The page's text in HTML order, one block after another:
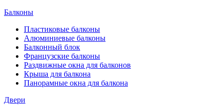
Балконы
Пластиковые балконы
Алюминиевые балконы
Балконный блок
Французские балконы
Раздвижные окна для балконов
Крыша для балкона
Панорамные окна для балкона
Двери